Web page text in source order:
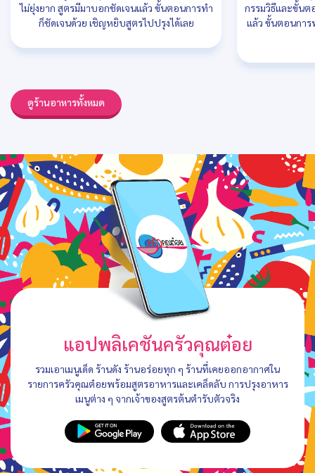
ไม่ยุ่งยาก สูตรมีมาบอกชัดเจนแล้ว ขั้นตอนการทำ
ก็ชัดเจนด้วย เชิญหยิบสูตรไปปรุงได้เลย
กรรมวิธีและขั้นต
แล้ว ขั้นตอนกา
ดูร้านอาหารทั้งหมด
แอปพลิเคชันครัวคุณต๋อย
รวมเอาเมนูเด็ด ร้านดัง ร้านอร่อยทุก ๆ ร้านที่เคยออกอากาศใน
รายการครัวคุณต๋อยพร้อมสูตรอาหารและเคล็ดลับ การปรุงอาหาร
เมนูต่าง ๆ จากเจ้าของสูตรต้นตำรับตัวจริง